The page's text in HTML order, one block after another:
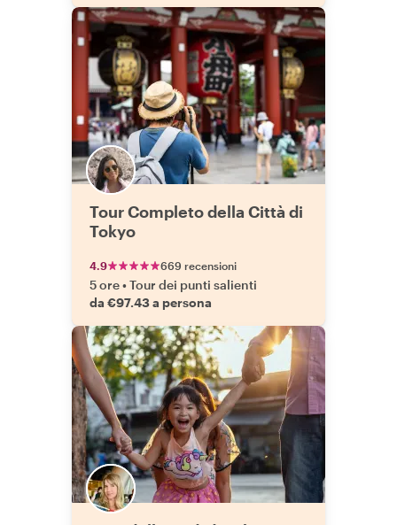
Tour Completo della Città di
Tokyo
4.9 669 recensioni
5 ore•Tour dei punti salienti
da €97.43 a persona